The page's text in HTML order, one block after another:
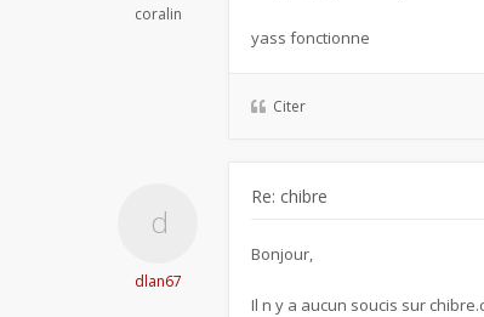
coralin
yass fonctionne
Citer
dlan67
Re: chibre
Bonjour,
Il n y a aucun soucis sur